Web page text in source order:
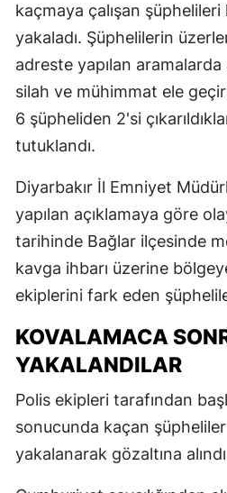
kaçmaya çalışan
yakaladı. Şüphelilerin
adreste yapılan aramalarda
silah ve mühimmat ele
6 şüpheliden 2'si
tutuklandı.
Diyarbakır İl Emniyet
yapılan açıklamaya göre
tarihinde Bağlar ilçesinde
kavga ihbarı üzerine
ekiplerini fark eden
KOVALAMACA
YAKALANDILAR
Polis ekipleri tarafından
sonucunda kaçan şüpheliler
yakalanarak gözaltına